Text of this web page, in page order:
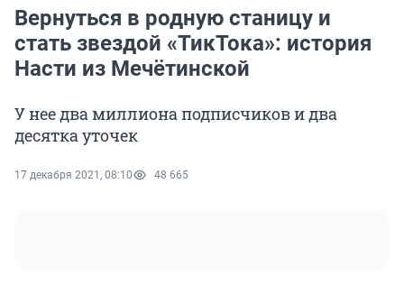
Вернуться в родную станицу и
стать звездой «ТикТока»: история
Насти из Мечётинской
У нее два миллиона подписчиков и два
десятка уточек
17 декабря 2021, 08:10 48 665